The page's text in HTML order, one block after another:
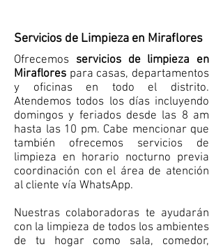
Servicios de Limpieza en Miraflores
Ofrecemos servicios de limpieza en
Miraflores para casas, departamentos
y oficinas en todo el distrito.
Atendemos todos los días incluyendo
domingos y feriados desde las 8 am
hasta las 10 pm. Cabe mencionar que
también ofrecemos servicios de
limpieza en horario nocturno previa
coordinación con el área de atención
al cliente vía WhatsApp.
Nuestras colaboradoras te ayudarán
con la limpieza de todos los ambientes
de tu hogar como sala, comedor,